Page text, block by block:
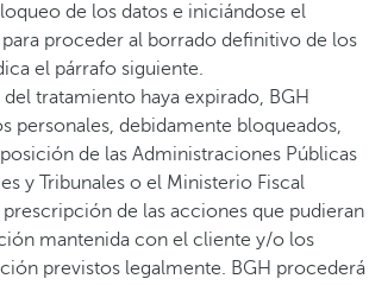
de los datos e iniciándose el
proceder al borrado definitivo de los
el párrafo siguiente.
tratamiento haya expirado, BGH
personales, debidamente bloqueados,
de las Administraciones Públicas
y Tribunales o el Ministerio Fiscal
de las acciones que pudieran
mantenida con el cliente y/o los
previstos legalmente. BGH procederá